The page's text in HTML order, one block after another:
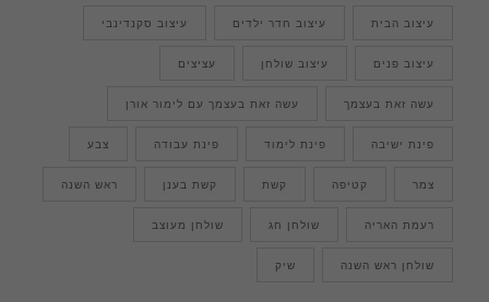
עיצוב הבית עיצוב חדר ילדים עיצוב סקנדינבי
עיצוב פנים עיצוב שולחן עציצים
עשה זאת בעצמך עשה זאת בעצמך עם לימור אורן
פינת ישיבה פינת לימוד פינת עבודה צבע
צמר קטיפה קשת קשת בענן ראש השנה
רעמת האריה שולחן חג שולחן מעוצב
שולחן ראש השנה שיק